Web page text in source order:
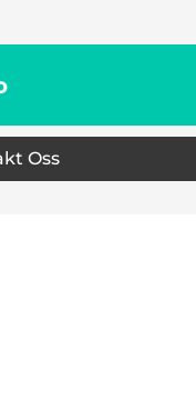
Oss